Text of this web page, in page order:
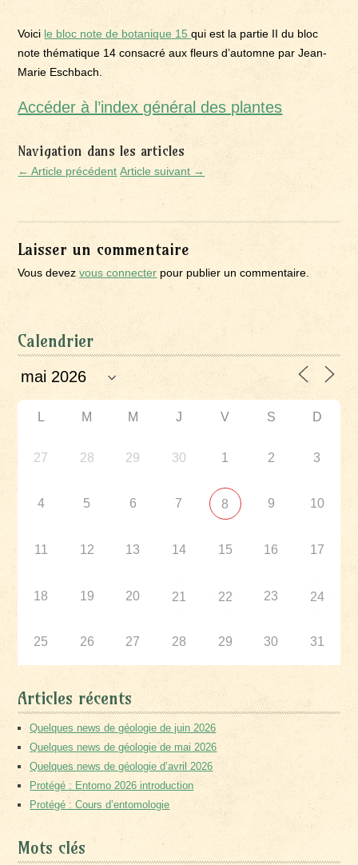
Voici le bloc note de botanique 15qui est la partie II du bloc
note thématique 14 consacré aux fleurs d’automne par Jean-
Marie Eschbach.
Accéder à l’index général des plantes
Navigation dans les articles
← Article précédent Article suivant →
Laisser un commentaire
Vous devezvous connecter pour publier un commentaire.
Calendrier
L M M J V S D
27 28 29 30 1 2 3
4 5 6 7 8 9 10
11 12 13 14 15 16 17
18 19 20 21 22 23 24
25 26 27 28 29 30 31
Articles récents
Quelques news de géologie de juin 2026
Quelques news de géologie de mai 2026
Quelques news de géologie d’avril 2026
Protégé : Entomo 2026 introduction
Protégé : Cours d’entomologie
Mots clés